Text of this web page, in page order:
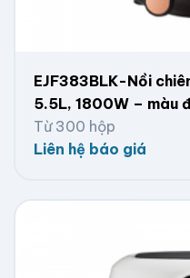
EJF383BLK-Nồi
5.5L, 1800W – màu
Từ 300 hộp
Liên hệ báo giá